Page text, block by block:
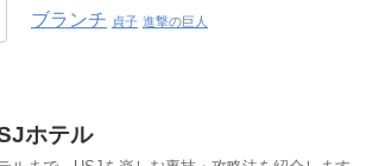
ブランチ 貞子 進撃の巨人
ホテル